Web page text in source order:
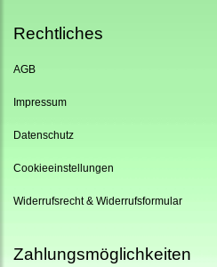
Rechtliches
AGB
Impressum
Datenschutz
Cookieeinstellungen
Widerrufsrecht & Widerrufsformular
Zahlungsmöglichkeiten